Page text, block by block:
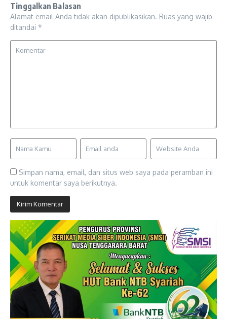
Tinggalkan Balasan
Alamat email Anda tidak akan dipublikasikan. Ruas yang wajib
ditandai *
Simpan nama, email, dan situs web saya pada peramban ini
untuk komentar saya berikutnya.